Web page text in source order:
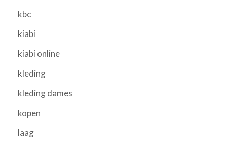
kbc
kiabi
kiabi online
kleding
kleding dames
kopen
laag